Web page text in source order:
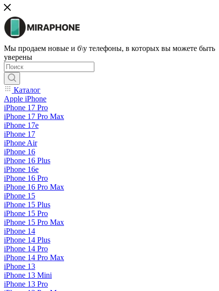
Мы продаем новые и б\у телефоны, в которых вы можете быть
уверены
Каталог
Apple iPhone
iPhone 17 Pro
iPhone 17 Pro Max
iPhone 17e
iPhone 17
iPhone Air
iPhone 16
iPhone 16 Plus
iPhone 16e
iPhone 16 Pro
iPhone 16 Pro Max
iPhone 15
iPhone 15 Plus
iPhone 15 Pro
iPhone 15 Pro Max
iPhone 14
iPhone 14 Plus
iPhone 14 Pro
iPhone 14 Pro Max
iPhone 13
iPhone 13 Mini
iPhone 13 Pro